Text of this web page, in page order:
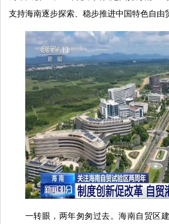
支持海南逐步探索、稳步推进中国特色自由
一转眼，两年匆匆过去。海南自贸区